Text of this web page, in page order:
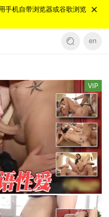
手机自带浏览器或谷歌浏览
en
VIP